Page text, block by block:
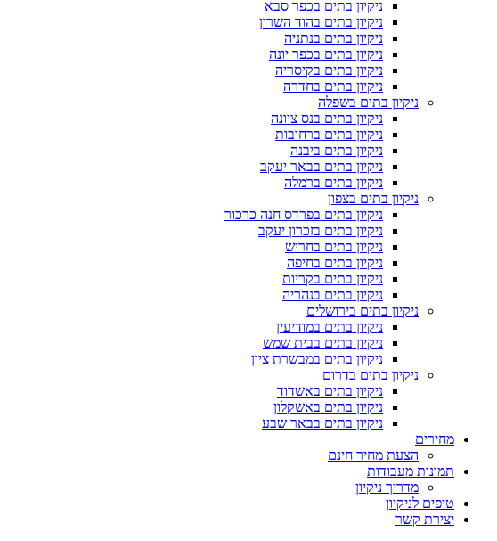
ניקיון בתים בכפר סבא
ניקיון בתים בהוד השרון
ניקיון בתים בנתניה
ניקיון בתים בכפר יונה
ניקיון בתים בקיסריה
ניקיון בתים בחדרה
ניקיון בתים בשפלה
ניקיון בתים בנס ציונה
ניקיון בתים ברחובות
ניקיון בתים ביבנה
ניקיון בתים בבאר יעקב
ניקיון בתים ברמלה
ניקיון בתים בצפון
ניקיון בתים בפרדס חנה כרכור
ניקיון בתים בזכרון יעקב
ניקיון בתים בחריש
ניקיון בתים בחיפה
ניקיון בתים בקריות
ניקיון בתים בנהריה
ניקיון בתים בירושלים
ניקיון בתים במודיעין
ניקיון בתים בבית שמש
ניקיון בתים במבשרת ציון
ניקיון בתים בדרום
ניקיון בתים באשדוד
ניקיון בתים באשקלון
ניקיון בתים בבאר שבע
מחירים
הצעת מחיר חינם
תמונות מעבודות
מדריך ניקיון
טיפים לניקיון
יצירת קשר